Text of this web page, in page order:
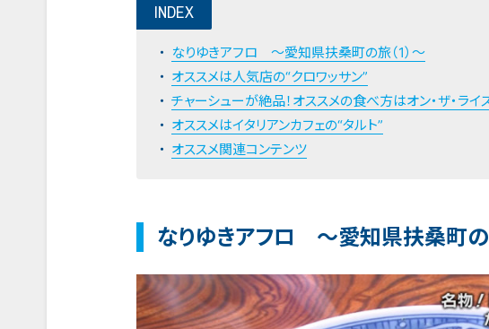
INDEX
なりゆきアフロ ～愛知県扶桑町の旅（1）～
オススメは人気店の“クロワッサン”
チャーシューが絶品！オススメの食べ方はオン・ザ・ライ
オススメはイタリアンカフェの“タルト”
オススメ関連コンテンツ
なりゆきアフロ ～愛知県扶桑町の